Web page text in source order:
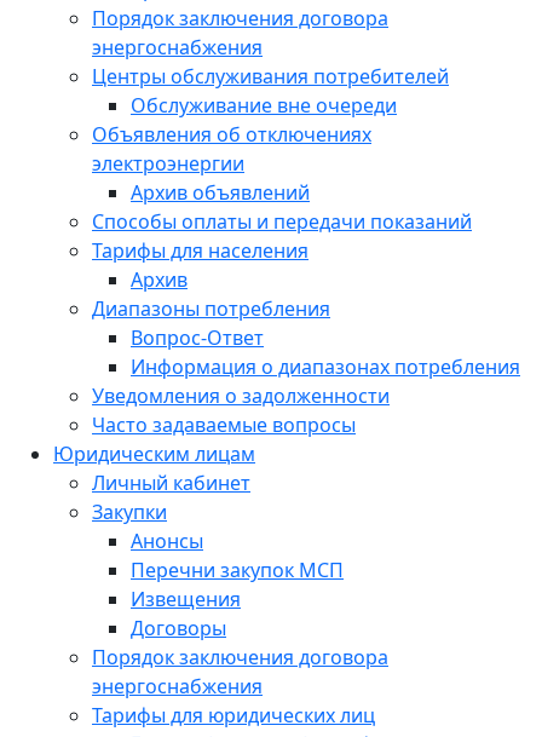
Порядок заключения договора
энергоснабжения
Центры обслуживания потребителей
Обслуживание вне очереди
Объявления об отключениях
электроэнергии
Архив объявлений
Способы оплаты и передачи показаний
Тарифы для населения
Архив
Диапазоны потребления
Вопрос-Ответ
Информация о диапазонах потребления
Уведомления о задолженности
Часто задаваемые вопросы
Юридическим лицам
Личный кабинет
Закупки
Анонсы
Перечни закупок МСП
Извещения
Договоры
Порядок заключения договора
энергоснабжения
Тарифы для юридических лиц